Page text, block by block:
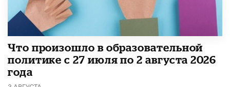
​Что произошло в образовательной
политике с 27 июля по 2 августа 2026
года